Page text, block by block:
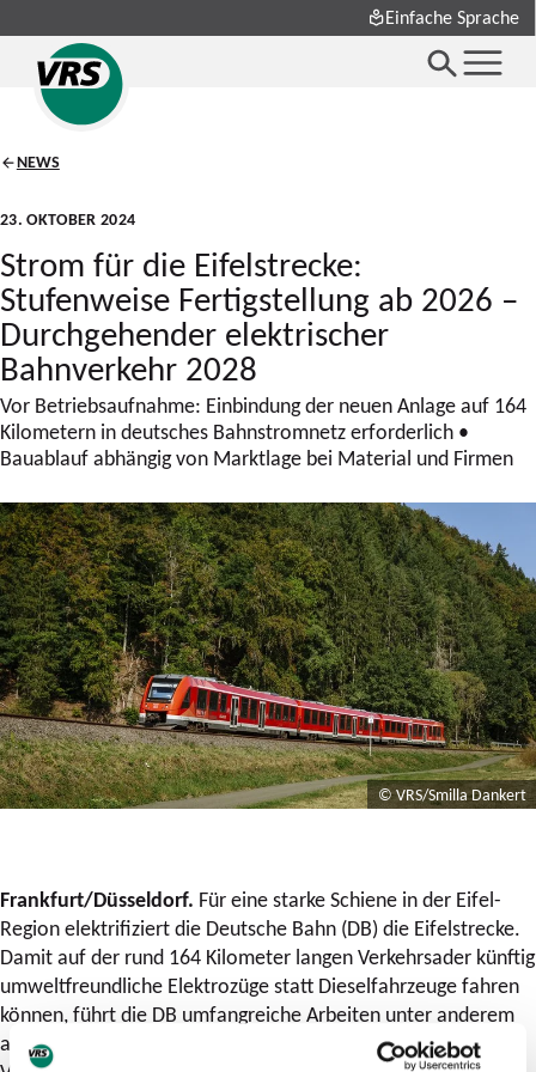
Einfache Sprache
NEWS
23. OKTOBER 2024
Strom für die Eifelstrecke:
Stufenweise Fertigstellung ab 2026 –
Durchgehender elektrischer
Bahnverkehr 2028
Vor Betriebsaufnahme: Einbindung der neuen Anlage auf 164
Kilometern in deutsches Bahnstromnetz erforderlich •
Bauablauf abhängig von Marktlage bei Material und Firmen
© VRS/Smilla Dankert
Frankfurt/Düsseldorf. Für eine starke Schiene in der Eifel-
Region elektrifiziert die Deutsche Bahn (DB) die Eifelstrecke.
Damit auf der rund 164 Kilometer langen Verkehrsader künftig
umweltfreundliche Elektrozüge statt Dieselfahrzeuge fahren
können, führt die DB umfangreiche Arbeiten unter anderem
an Brücken, Tunneln, Gleisen und Weichen durch. Die